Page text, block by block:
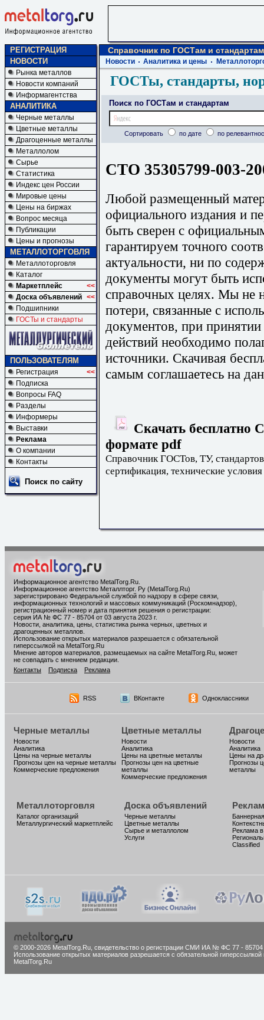
РЕГИСТРАЦИЯ
НОВОСТИ
Рынка металлов
Новости компаний
Информагентства
АНАЛИТИКА
Черные металлы
Цветные металлы
Драгоценные металлы
Металлолом
Сырье
Статистика
Индекс цен России
Мировые цены
Цены на биржах
Вопрос месяца
Публикации
Цены и прогнозы
МЕТАЛЛОТОРГОВЛЯ
Металлоторговля
Каталог
Маркетплейс
<<
Доска объявлений <<
Подшипники
ГОСТы и стандарты
ПОЛЬЗОВАТЕЛЯМ
Регистрация
<<
Подписка
Вопросы FAQ
Разделы
Информеры
Выставки
Реклама
О компании
Контакты
Поиск по сайту
Справочник по ГОСТам и стандартам
Новости Аналитика и цены
ГОСТы, стандарты,
Поиск по ГОСТам и стандартам
Сортировать по дате по
СТО 35305799-003-
Любой размещенный
официального издания и
быть сверен с
гарантируем точного
актуальности, ни по
документы могут быть
справочных целях. Мы не
потери, связанные с
документов, при
действий необходимо
источники. Скачивая
самым соглашаетесь на
Скачать бесплатно
формате pdf
Справочник ГОСТов, ТУ,
сертификация, технические условия
Информационное агентство MetalTorg.Ru
Информационное агентство Металлторг. Ру (MetalTorg.Ru)
зарегистрировано Федеральной службой по надзору в сфере связи,
информационных технологий и массовых коммуникаций (Роскомнадзор),
регистрационный номер и дата принятия решения о регистрации:
серия ИА № ФС 77 - 85704 от 03 августа 2023 г.
Новости, аналитика, цены, статистика рынка черных, цветных и
драгоценных металлов.
Использование открытых материалов разрешается с обязательной
гиперссылкой на MetalTorg.Ru
Мнение авторов материалов, размещаемых на сайте MetalTorg.Ru, может
не совпадать с мнением редакции.
Контакты
Подписка Реклама
RSS ВКонтакте Одноклассники
Черные металлы
Новости
Аналитика
Цены на черные металлы
Прогнозы цен на черные металлы
Коммерческие предложения
Цветные металлы
Новости
Аналитика
Цены на цветные металлы
Прогнозы цен на цветные
металлы
Коммерческие предложения
Новости
Аналитика
Цены на
Прогнозы
металлы
Металлоторговля
Каталог организаций
Металлургический маркетплейс
Доска объявлений
Черные металлы
Цветные металлы
Сырье и металлолом
Услуги
Реклама
Classified
© 2000-2026 MetalTorg.Ru, cвидетельство о регистрации СМИ ИА № ФС 77 - 85704
Использование открытых материалов разрешается с обязательной гиперссылкой
MetalTorg.Ru